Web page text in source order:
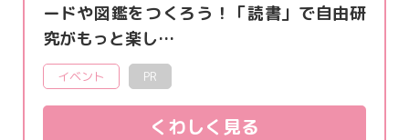
ードや図鑑をつくろう！「読書」で自由研
究がもっと楽し…
イベント PR
くわしく見る